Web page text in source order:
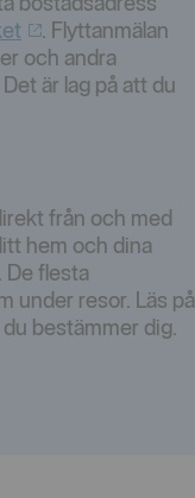
. Flyttanmälan
och andra
är lag på att du
från och med
hem och dina
De flesta
under resor. Läs på
bestämmer dig.